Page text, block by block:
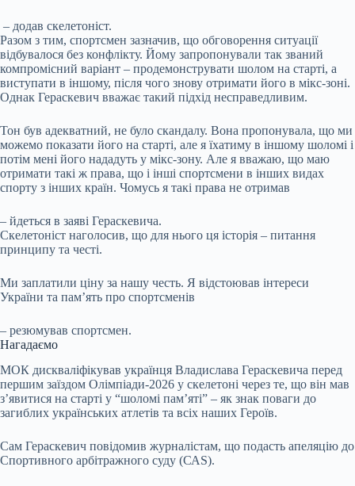
– додав скелетоніст.
Разом з тим, спортсмен зазначив, що обговорення ситуації
відбувалося без конфлікту. Йому запропонували так званий
компромісний варіант – продемонструвати шолом на старті, а
виступати в іншому, після чого знову отримати його в мікс-зоні.
Однак Гераскевич вважає такий підхід несправедливим.
Тон був адекватний, не було скандалу. Вона пропонувала, що ми
можемо показати його на старті, але я їхатиму в іншому шоломі і
потім мені його нададуть у мікс-зону. Але я вважаю, що маю
отримати такі ж права, що і інші спортсмени в інших видах
спорту з інших країн. Чомусь я такі права не отримав
– йдеться в заяві Гераскевича.
Скелетоніст наголосив, що для нього ця історія – питання
принципу та честі.
Ми заплатили ціну за нашу честь. Я відстоював інтереси
України та пам’ять про спортсменів
– резюмував спортсмен.
Нагадаємо
МОК дискваліфікував українця Владислава Гераскевича перед
першим заїздом Олімпіади-2026 у скелетоні через те, що він мав
з’явитися на старті у “шоломі пам’яті” – як знак поваги до
загиблих українських атлетів та всіх наших Героїв.
Сам Гераскевич повідомив журналістам, що подасть апеляцію до
Спортивного арбітражного суду (САЅ).